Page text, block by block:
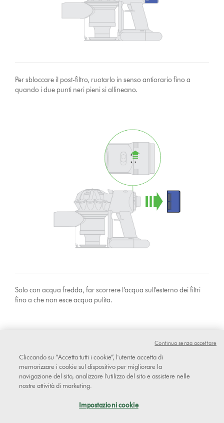
Per sbloccare il post-filtro, ruotarlo in senso antiorario fino a
quando i due punti neri pieni si allineano.
Solo con acqua fredda, far scorrere l’acqua sull'esterno dei filtri
fino a che non esce acqua pulita.
Cliccando su “Accetta tutti i cookie”, l'utente accetta di
memorizzare i cookie sul dispositivo per migliorare la
navigazione del sito, analizzare l'utilizzo del sito e assistere nelle
nostre attività di marketing.
Impostazioni cookie
Continua senza accettare